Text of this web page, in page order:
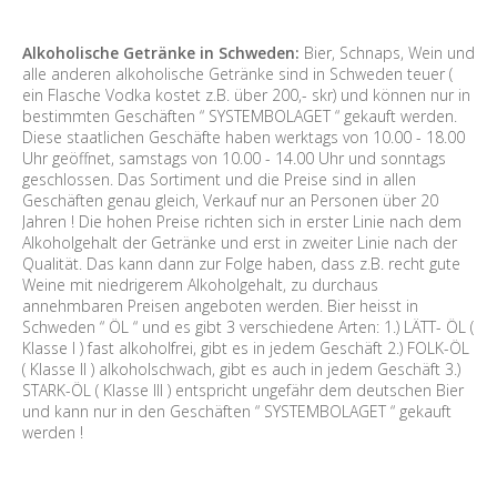
Alkoholische Getränke in Schweden: Bier, Schnaps, Wein und
alle anderen alkoholische Getränke sind in Schweden teuer (
ein Flasche Vodka kostet z.B. über 200,- skr) und können nur in
bestimmten Geschäften “ SYSTEMBOLAGET “ gekauft werden.
Diese staatlichen Geschäfte haben werktags von 10.00 - 18.00
Uhr geöffnet, samstags von 10.00 - 14.00 Uhr und sonntags
geschlossen. Das Sortiment und die Preise sind in allen
Geschäften genau gleich, Verkauf nur an Personen über 20
Jahren ! Die hohen Preise richten sich in erster Linie nach dem
Alkoholgehalt der Getränke und erst in zweiter Linie nach der
Qualität. Das kann dann zur Folge haben, dass z.B. recht gute
Weine mit niedrigerem Alkoholgehalt, zu durchaus
annehmbaren Preisen angeboten werden. Bier heisst in
Schweden “ ÖL “ und es gibt 3 verschiedene Arten: 1.) LÄTT- ÖL (
Klasse I ) fast alkoholfrei, gibt es in jedem Geschäft 2.) FOLK-ÖL
( Klasse II ) alkoholschwach, gibt es auch in jedem Geschäft 3.)
STARK-ÖL ( Klasse III ) entspricht ungefähr dem deutschen Bier
und kann nur in den Geschäften “ SYSTEMBOLAGET “ gekauft
werden !